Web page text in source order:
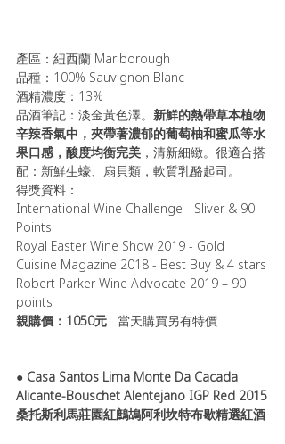
產區：紐西蘭 Marlborough
品種：100% Sauvignon Blanc
酒精濃度：13%
品酒筆記：淡金黃色澤。 新鮮的熱帶草本植物
辛辣香氣中，夾帶著濃郁的葡萄柚和蜜瓜等水
果口感，酸度均衡完美 ，清新細緻。很適合搭
配：新鮮生蠔、扇貝類，軟質乳酪起司。
得獎資料：
International Wine Challenge - Sliver & 90
Points
Royal Easter Wine Show 2019 - Gold
Cuisine Magazine 2018 - Best Buy & 4 stars
Robert Parker Wine Advocate 2019 – 90
points
親購價：1050元 當天購買另有特價
● Casa Santos Lima Monte Da Cacada
Alicante-Bouschet Alentejano IGP Red 2015
桑托斯利馬莊園紅鷓鴣阿利坎特布歇精選紅酒